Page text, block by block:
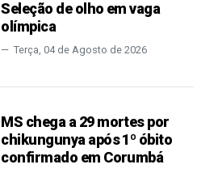
Seleção de olho em vaga
olímpica
Terça, 04 de Agosto de 2026
MS chega a 29 mortes por
chikungunya após 1º óbito
confirmado em Corumbá